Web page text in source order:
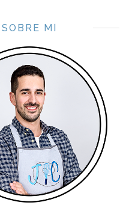
SOBRE MÍ